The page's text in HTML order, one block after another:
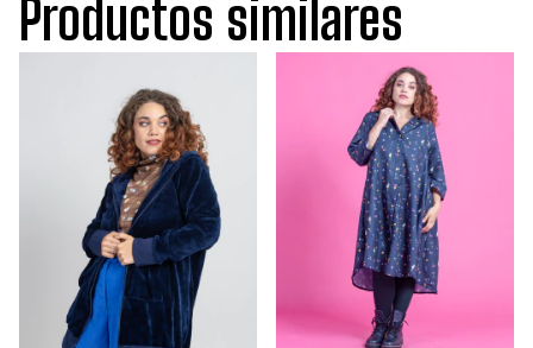
Productos similares